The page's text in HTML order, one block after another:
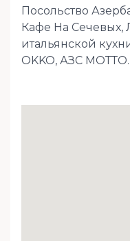
Посольство
Кафе На Сечевых,
итальянской
OKKO, АЗС МОТТО.